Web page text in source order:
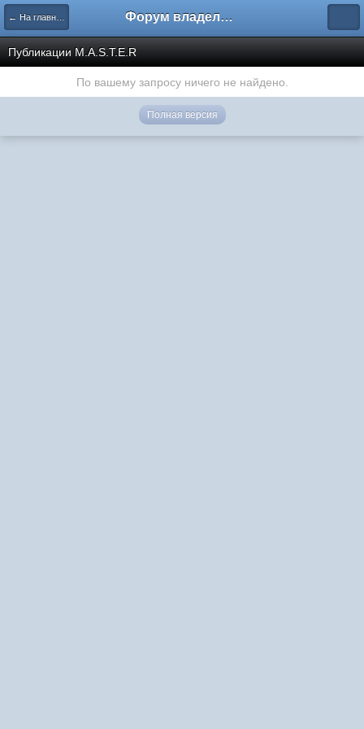
← На главную Форум владельцев интернет-магазинов
Публикации M.A.S.T.E.R
По вашему запросу ничего не найдено.
Полная версия